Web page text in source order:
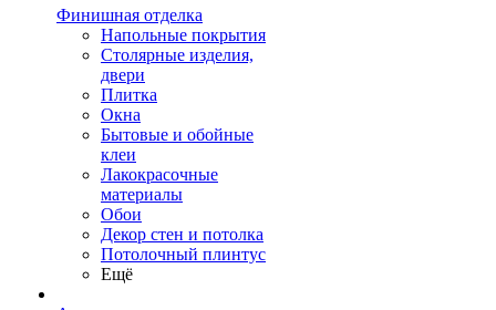
Финишная отделка
Напольные покрытия
Столярные изделия,
двери
Плитка
Окна
Бытовые и обойные
клеи
Лакокрасочные
материалы
Обои
Декор стен и потолка
Потолочный плинтус
Ещё